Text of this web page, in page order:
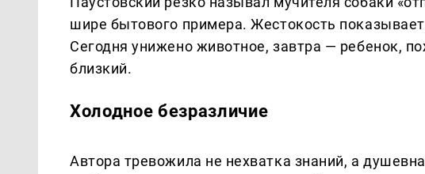
шире бытового примера. Жестокость показывает
Сегодня унижено животное, завтра — ребенок,
близкий.
Холодное безразличие
Автора тревожила не нехватка знаний, а